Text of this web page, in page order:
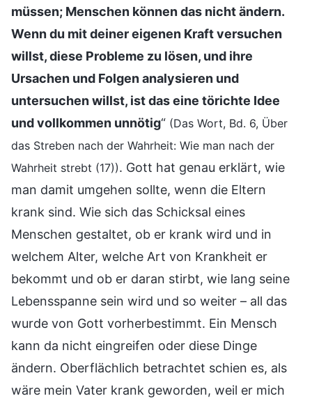
müssen; Menschen können das nicht ändern.
Wenn du mit deiner eigenen Kraft versuchen
willst, diese Probleme zu lösen, und ihre
Ursachen und Folgen analysieren und
untersuchen willst, ist das eine törichte Idee
und vollkommen unnötig“ (Das Wort, Bd. 6, Über
das Streben nach der Wahrheit: Wie man nach der
Wahrheit strebt (17)). Gott hat genau erklärt, wie
man damit umgehen sollte, wenn die Eltern
krank sind. Wie sich das Schicksal eines
Menschen gestaltet, ob er krank wird und in
welchem Alter, welche Art von Krankheit er
bekommt und ob er daran stirbt, wie lang seine
Lebensspanne sein wird und so weiter – all das
wurde von Gott vorherbestimmt. Ein Mensch
kann da nicht eingreifen oder diese Dinge
ändern. Oberflächlich betrachtet schien es, als
wäre mein Vater krank geworden, weil er mich